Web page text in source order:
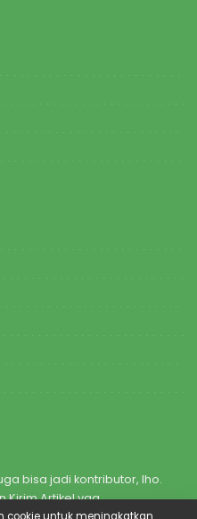
bisa jadi kontributor, lho.
Kirim Artikel yaa